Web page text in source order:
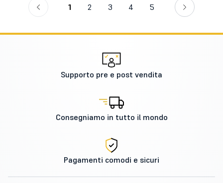
1 2 3 4 5
Supporto pre e post vendita
Consegniamo in tutto il mondo
Pagamenti comodi e sicuri